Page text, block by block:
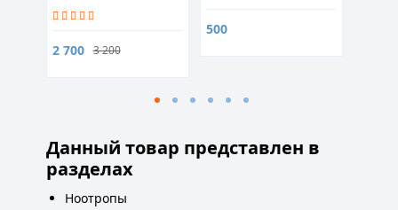
2 700 3 200
500
Данный товар представлен в
разделах
Ноотропы